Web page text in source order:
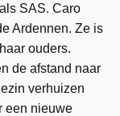
SAS. Caro
Ardennen. Ze is
ouders.
de afstand naar
verhuizen
een nieuwe